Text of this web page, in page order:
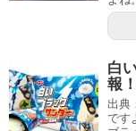
白
報
出典
です